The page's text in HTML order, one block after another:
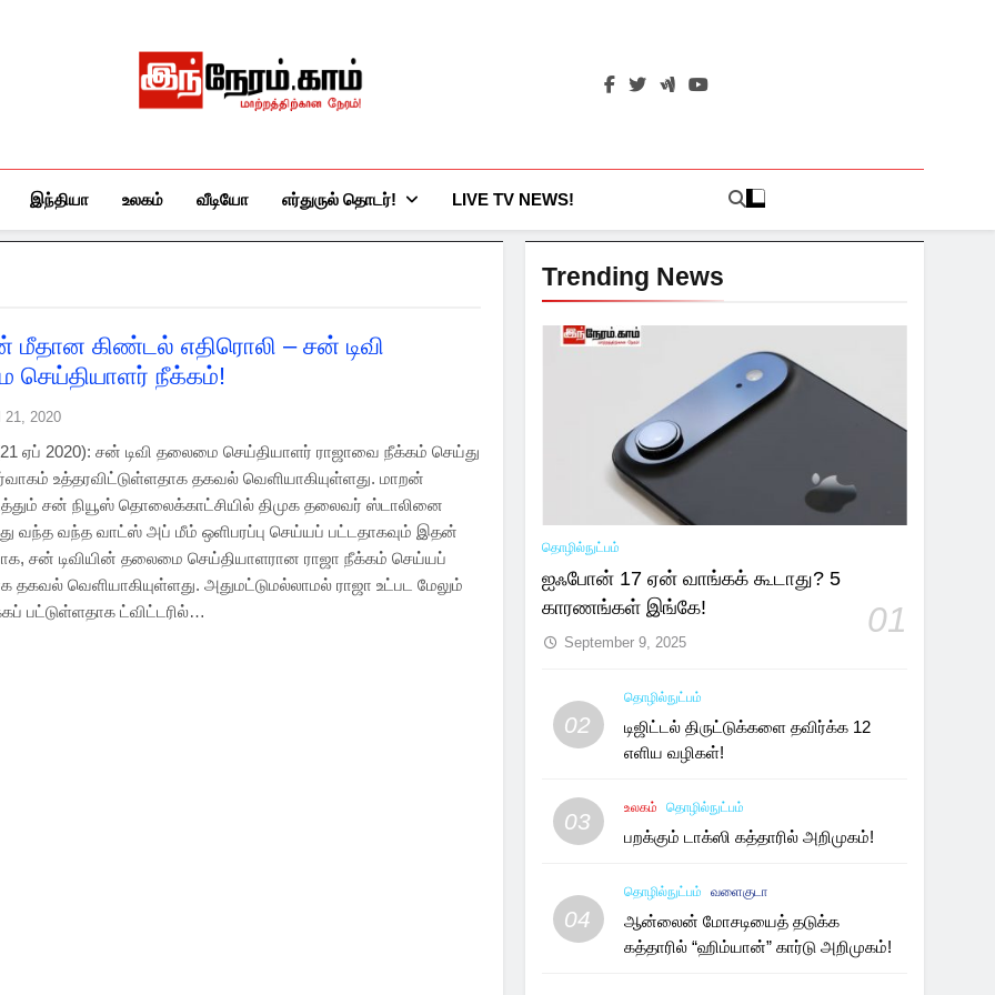
இந்நேரம்.காம்
இந்தியா உலகம் வீடியோ எர்துருல் தொடர்! LIVE TV NEWS!
மீதான கிண்டல் எதிரொலி – சன் டிவி
செய்தியாளர் நீக்கம்!
21, 2020
ஏப் 2020): சன் டிவி தலைமை செய்தியாளர் ராஜாவை நீக்கம் செய்து
உத்தரவிட்டுள்ளதாக தகவல் வெளியாகியுள்ளது. மாறன்
சன் நியூஸ் தொலைக்காட்சியில் திமுக தலைவர் ஸ்டாலினை
வந்த வந்த வாட்ஸ் அப் மீம் ஒளிபரப்பு செய்யப் பட்டதாகவும் இதன்
சன் டிவியின் தலைமை செய்தியாளரான ராஜா நீக்கம் செய்யப்
தகவல் வெளியாகியுள்ளது. அதுமட்டுமல்லாமல் ராஜா உட்பட மேலும்
பட்டுள்ளதாக ட்விட்டரில்…
Trending News
தொழில்நுட்பம்
ஐஃபோன் 17 ஏன் வாங்கக் கூடாது? 5
காரணங்கள் இங்கே!
01
September 9, 2025
02
தொழில்நுட்பம்
டிஜிட்டல் திருட்டுக்களை தவிர்க்க 12
எளிய வழிகள்!
03
உலகம் தொழில்நுட்பம்
பறக்கும் டாக்ஸி கத்தாரில் அறிமுகம்!
04
தொழில்நுட்பம் வளைகுடா
ஆன்லைன் மோசடியைத் தடுக்க
கத்தாரில் “ஹிம்யான்” கார்டு அறிமுகம்!